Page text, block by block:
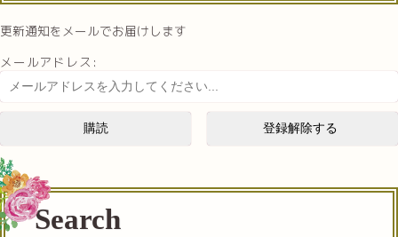
更新通知をメールでお届けします
メールアドレス:
Search